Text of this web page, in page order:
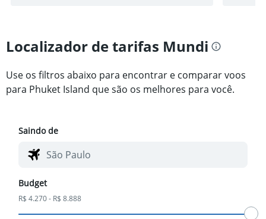
Localizador de tarifas Mundi
Use os filtros abaixo para encontrar e comparar voos
para Phuket Island que são os melhores para você.
Saindo de
Budget
R$ 4.270 - R$ 8.888